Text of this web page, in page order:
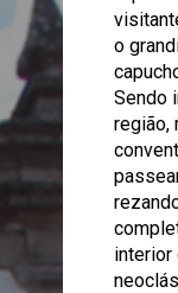
o
Sendo
região,
interior